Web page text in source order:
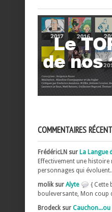
COMMENTAIRES
FrédéricLN sur La Langue
Effectivement une histoire
personnages qui
molik sur Alyte
{ Cette
bouleversante, Mon coup
Brodeck sur Cauchon...ou